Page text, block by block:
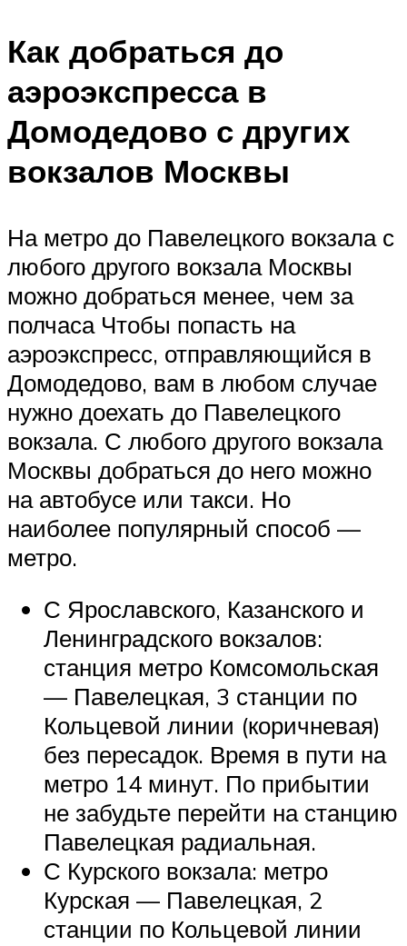
Как добраться до
аэроэкспресса в
Домодедово с других
вокзалов Москвы
На метро до Павелецкого вокзала с
любого другого вокзала Москвы
можно добраться менее, чем за
полчаса Чтобы попасть на
аэроэкспресс, отправляющийся в
Домодедово, вам в любом случае
нужно доехать до Павелецкого
вокзала. С любого другого вокзала
Москвы добраться до него можно
на автобусе или такси. Но
наиболее популярный способ —
метро.
С Ярославского, Казанского и
Ленинградского вокзалов:
станция метро Комсомольская
— Павелецкая, 3 станции по
Кольцевой линии (коричневая)
без пересадок. Время в пути на
метро 14 минут. По прибытии
не забудьте перейти на станцию
Павелецкая радиальная.
С Курского вокзала: метро
Курская — Павелецкая, 2
станции по Кольцевой линии